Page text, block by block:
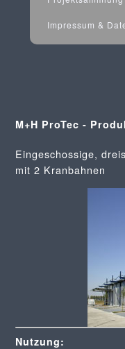
Impressum &
M+H ProTec -
Eingeschossige,
mit 2 Kranbahnen
Nutzung: